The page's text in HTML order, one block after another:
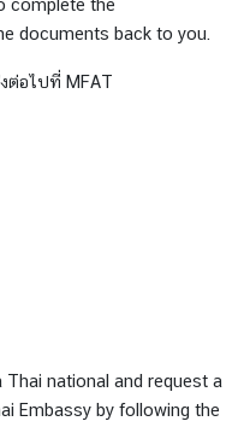
complete the
documents back to you.
ต่อไปที่ MFAT
national and request a
Embassy by following the